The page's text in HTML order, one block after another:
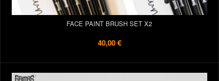
FACE PAINT BRUSH SET X2
40,00 €